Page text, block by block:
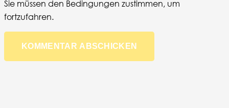
Sie müssen den Bedingungen zustimmen, um
fortzufahren.
KOMMENTAR ABSCHICKEN